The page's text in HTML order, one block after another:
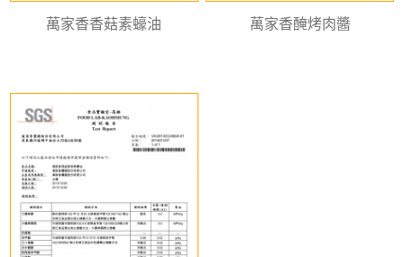
萬家香香菇素蠔油 萬家香醃烤肉醬